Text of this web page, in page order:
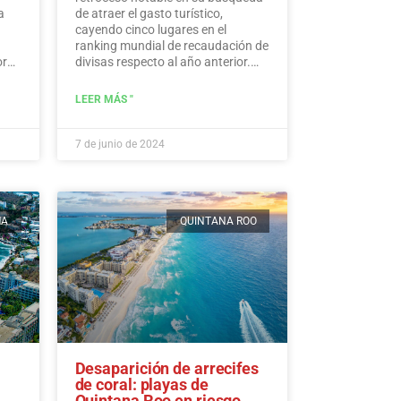
de atraer el gasto turístico,
cayendo cinco lugares en el
ranking mundial de recaudación de
divisas respecto al año anterior.
de Turismo, México ocupa el
millones de dólares en ingresos
LEER MÁS "
7 de junio de 2024
QUINTANA ROO
Desaparición de arrecifes
de coral: playas de